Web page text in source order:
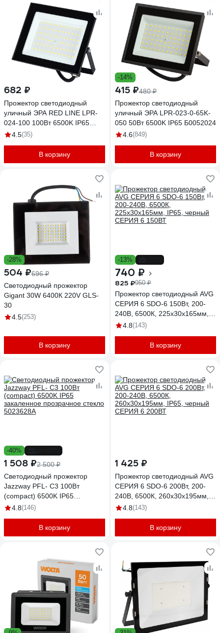
682 ₽
Прожектор светодиодный
уличный ЭРА RED LINE LPR-
024-100 100Вт 6500K IP65
влагозащищенный Б0059616
4.5(35)
В корзину
-14%
415 ₽480 ₽
Прожектор светодиодный
уличный ЭРА LPR-023-0-65K-
050 50Вт 6500K IP65 Б0052024
4.6(849)
В корзину
-28%
504 ₽696 ₽
Светодиодный прожектор
Gigant 30W 6400К 220V GLS-
30
4.5(253)
В корзину
-13%
740 ₽
825 ₽950 ₽
Прожектор светодиодный AVG
СЕРИЯ 6 SDO-6 150Вт, 200-
240В, 6500К, 225x30x165мм,
IP65, черный СЕРИЯ 6 150ВТ
4.8(143)
В корзину
-40%
1 508 ₽2 500 ₽
Светодиодный прожектор
Jazzway PFL- C3 100Вт
(compact) 6500K IP65
закаленное прозрачное стекло
4.8(146)
В корзину
1 425 ₽
Прожектор светодиодный AVG
СЕРИЯ 6 SDO-6 200Вт, 200-
240В, 6500К, 260x30x195мм,
IP65, черный СЕРИЯ 6 200ВТ
4.8(143)
В корзину